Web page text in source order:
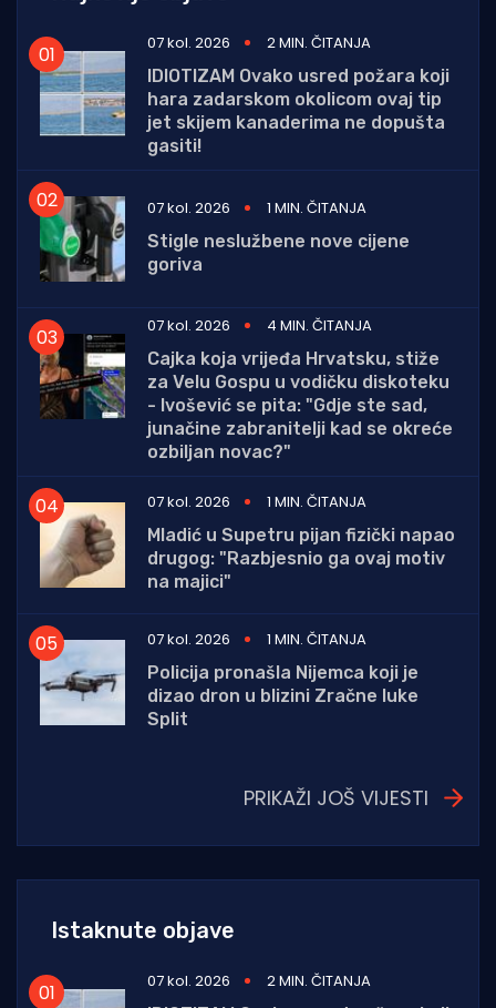
07 kol. 2026
2 MIN. ČITANJA
IDIOTIZAM Ovako usred požara koji
hara zadarskom okolicom ovaj tip
jet skijem kanaderima ne dopušta
gasiti!
07 kol. 2026
1 MIN. ČITANJA
Stigle neslužbene nove cijene
goriva
07 kol. 2026
4 MIN. ČITANJA
Cajka koja vrijeđa Hrvatsku, stiže
za Velu Gospu u vodičku diskoteku
- Ivošević se pita: "Gdje ste sad,
junačine zabranitelji kad se okreće
ozbiljan novac?"
07 kol. 2026
1 MIN. ČITANJA
Mladić u Supetru pijan fizički napao
drugog: "Razbjesnio ga ovaj motiv
na majici"
07 kol. 2026
1 MIN. ČITANJA
Policija pronašla Nijemca koji je
dizao dron u blizini Zračne luke
Split
PRIKAŽI JOŠ VIJESTI
Istaknute objave
07 kol. 2026
2 MIN. ČITANJA